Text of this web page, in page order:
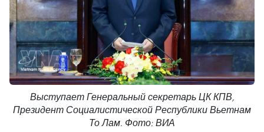
Выступает Генеральный секретарь ЦК КПВ,
Президент Социалистической Республики Вьетнам
То Лам. Фото: ВИА